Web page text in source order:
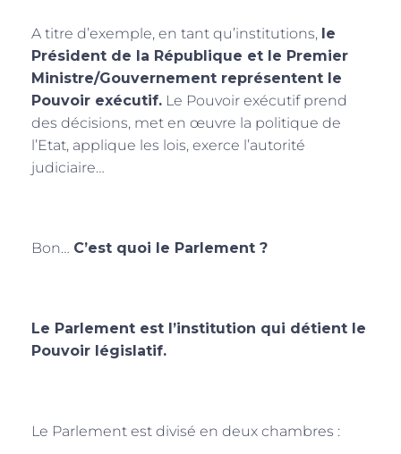
A titre d’exemple, en tant qu’institutions, le
Président de la République et le Premier
Ministre/Gouvernement représentent le
Pouvoir exécutif. Le Pouvoir exécutif prend
des décisions, met en œuvre la politique de
l’Etat, applique les lois, exerce l’autorité
judiciaire…
Bon… C’est quoi le Parlement ?
Le Parlement est l’institution qui détient le
Pouvoir législatif.
Le Parlement est divisé en deux chambres :